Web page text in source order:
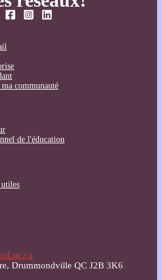
communauté
de l'éducation
Drummondville QC J2B 3K6